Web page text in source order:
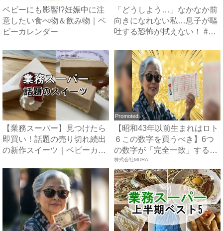
ベビーにも影響!?妊娠中に注
意したい食べ物＆飲み物｜ベ
ビーカレンダー
「どうしよう…」なかなか前
向きになれない私…息子が嘔
吐する恐怖が拭えない！ #
【業務スーパー】見つけたら
即買い！話題の売り切れ続出
の新作スイーツ｜ベビーカレ
Promoted
【昭和43年以前生まれはロト
６この数字を買うべき】6つ
の数字が「完全一致」する
方...
株式会社MURA